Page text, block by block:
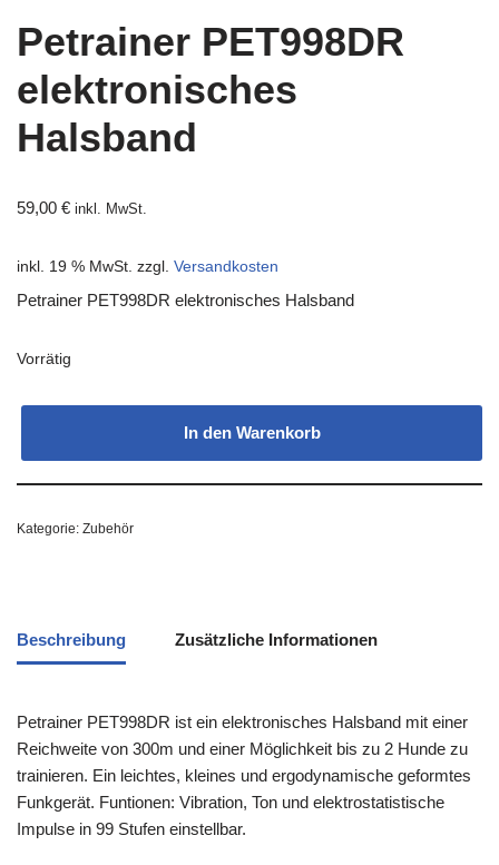
Petrainer PET998DR
elektronisches
Halsband
59,00 € inkl. MwSt.
inkl. 19 % MwSt. zzgl. Versandkosten
Petrainer PET998DR elektronisches Halsband
Vorrätig
In den Warenkorb
Kategorie: Zubehör
Beschreibung Zusätzliche Informationen
Petrainer PET998DR ist ein elektronisches Halsband mit einer
Reichweite von 300m und einer Möglichkeit bis zu 2 Hunde zu
trainieren. Ein leichtes, kleines und ergodynamische geformtes
Funkgerät. Funtionen: Vibration, Ton und elektrostatistische
Impulse in 99 Stufen einstellbar.